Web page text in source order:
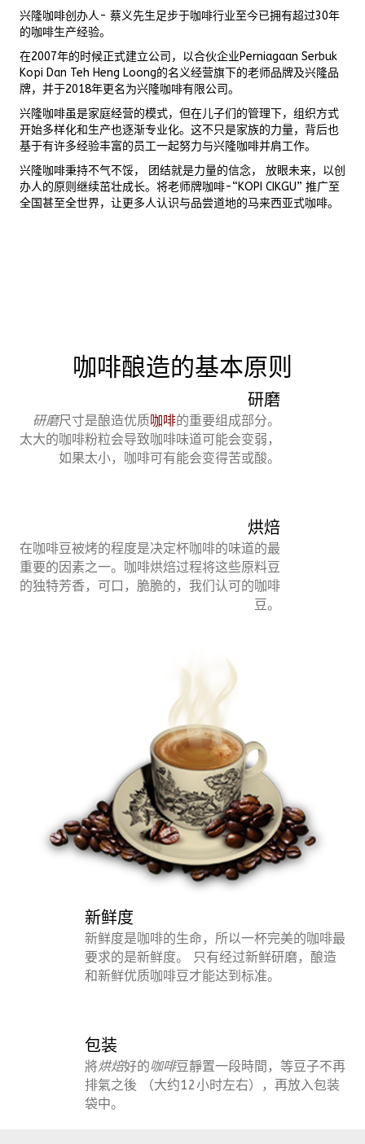
兴隆咖啡创办人- 蔡义先生足步于咖啡行业至今已拥有超过30年
的咖啡生产经验。
在2007年的时候正式建立公司，以合伙企业Perniagaan Serbuk
Kopi Dan Teh Heng Loong的名义经营旗下的老师品牌及兴隆品
牌，并于2018年更名为兴隆咖啡有限公司。
兴隆咖啡虽是家庭经营的模式，但在儿子们的管理下，组织方式
开始多样化和生产也逐渐专业化。这不只是家族的力量，背后也
基于有许多经验丰富的员工一起努力与兴隆咖啡并肩工作。
兴隆咖啡秉持不气不馁， 团结就是力量的信念， 放眼未来，以创
办人的原则继续茁壮成长。将老师牌咖啡-“KOPI CIKGU” 推广至
全国甚至全世界，让更多人认识与品尝道地的马来西亚式咖啡。
咖啡酿造的基本原则
研磨
研磨尺寸是酿造优质咖啡的重要组成部分。
太大的咖啡粉粒会导致咖啡味道可能会变弱，
如果太小，咖啡可有能会变得苦或酸。
烘焙
在咖啡豆被烤的程度是决定杯咖啡的味道的最
重要的因素之一。咖啡烘焙过程将这些原料豆
的独特芳香，可口，脆脆的，我们认可的咖啡
豆。
新鲜度
新鲜度是咖啡的生命，所以一杯完美的咖啡最
要求的是新鲜度。 只有经过新鲜研磨，酿造
和新鲜优质咖啡豆才能达到标准。
包装
將烘焙好的咖啡豆靜置一段時間，等豆子不再
排氣之後 （大约12小时左右），再放入包装
袋中。